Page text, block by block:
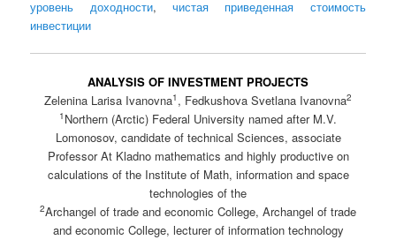
уровень доходности,чистая приведенная стоимость
инвестиции
ANALYSIS OF INVESTMENT PROJECTS
Zelenina Larisa Ivanovna1 , Fedkushova Svetlana Ivanovna2
1 Northern (Arctic) Federal University named after M.V.
Lomonosov, candidate of technical Sciences, associate
Professor At Kladno mathematics and highly productive on
calculations of the Institute of Math, information and space
technologies of the
2Archangel of trade and economic College, Archangel of trade
and economic College, lecturer of information technology